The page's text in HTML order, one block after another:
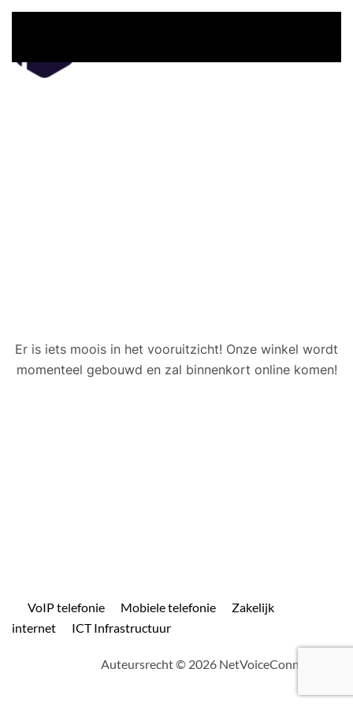
Er is iets moois in het vooruitzicht! Onze winkel wordt
momenteel gebouwd en zal binnenkort online komen!
VoIP telefonie Mobiele telefonie
Zakelijk
internet
ICT Infrastructuur
Auteursrecht © 2026 NetVoiceConnect.com